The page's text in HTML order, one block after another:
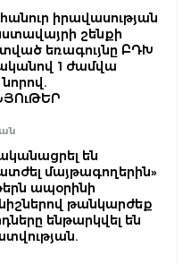
իրավասության
շենքի
եռագույնը ԲԴԽ
1 ժամվա
են
մայթագողերին»
ապօրինի
թանկարժեք
ենթարկվել են